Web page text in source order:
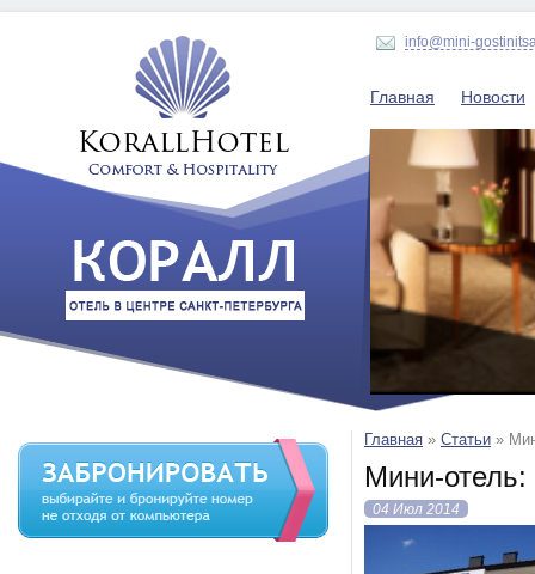
info@mini-
Главная Новости
Главная » Статьи »
Мини-
04 Июл 2014